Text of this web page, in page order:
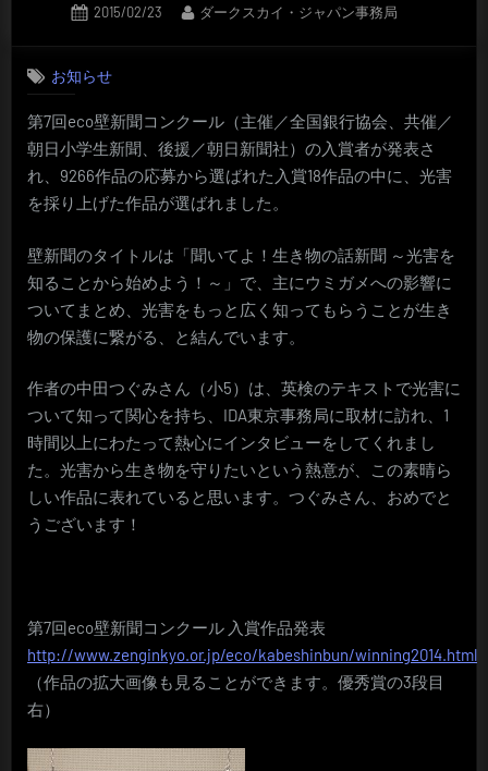
Posted
2015/02/23 By
ダークスカイ・ジャパン事務局
お知らせ
第7回eco壁新聞コンクール（主催／全国銀行協会、共催／
朝日小学生新聞、後援／朝日新聞社）の入賞者が発表さ
れ、9266作品の応募から選ばれた入賞18作品の中に、光害
を採り上げた作品が選ばれました。
壁新聞のタイトルは「聞いてよ！生き物の話新聞 ～光害を
知ることから始めよう！～」で、主にウミガメへの影響に
ついてまとめ、光害をもっと広く知ってもらうことが生き
物の保護に繋がる、と結んでいます。
作者の中田つぐみさん（小5）は、英検のテキストで光害に
ついて知って関心を持ち、IDA東京事務局に取材に訪れ、1
時間以上にわたって熱心にインタビューをしてくれまし
た。光害から生き物を守りたいという熱意が、この素晴ら
しい作品に表れていると思います。つぐみさん、おめでと
うございます！
第7回eco壁新聞コンクール 入賞作品発表
http://www.zenginkyo.or.jp/eco/kabeshinbun/winning2014.html
（作品の拡大画像も見ることができます。優秀賞の3段目
右）